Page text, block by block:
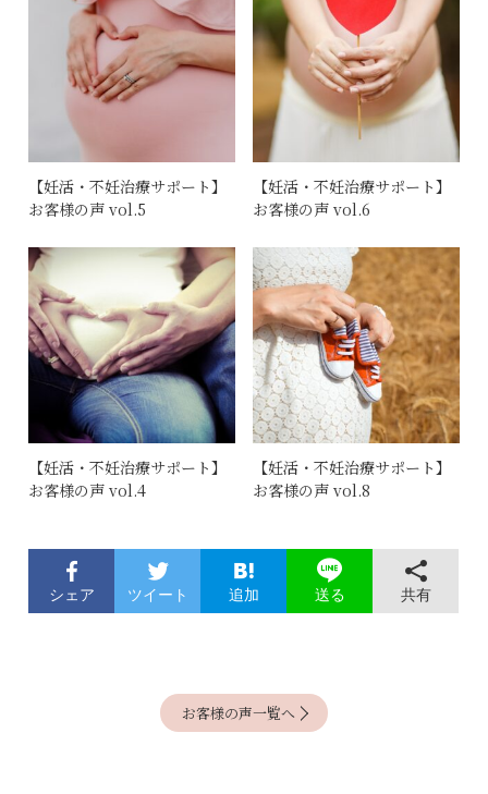
【妊活・不妊治療サポート】
お客様の声 vol.5
【妊活・不妊治療サポート】
お客様の声 vol.6
【妊活・不妊治療サポート】
お客様の声 vol.4
【妊活・不妊治療サポート】
お客様の声 vol.8
シェア ツイート 追加 送る 共有
お客様の声一覧へ